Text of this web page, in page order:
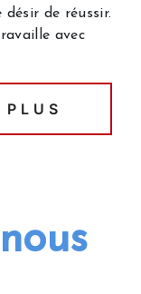
de réussir.
avec